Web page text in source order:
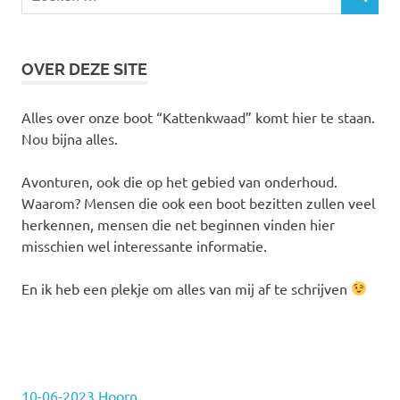
OVER DEZE SITE
Alles over onze boot “Kattenkwaad” komt hier te staan.
Nou bijna alles.
Avonturen, ook die op het gebied van onderhoud.
Waarom? Mensen die ook een boot bezitten zullen veel
herkennen, mensen die net beginnen vinden hier
misschien wel interessante informatie.
En ik heb een plekje om alles van mij af te schrijven
10-06-2023 Hoorn